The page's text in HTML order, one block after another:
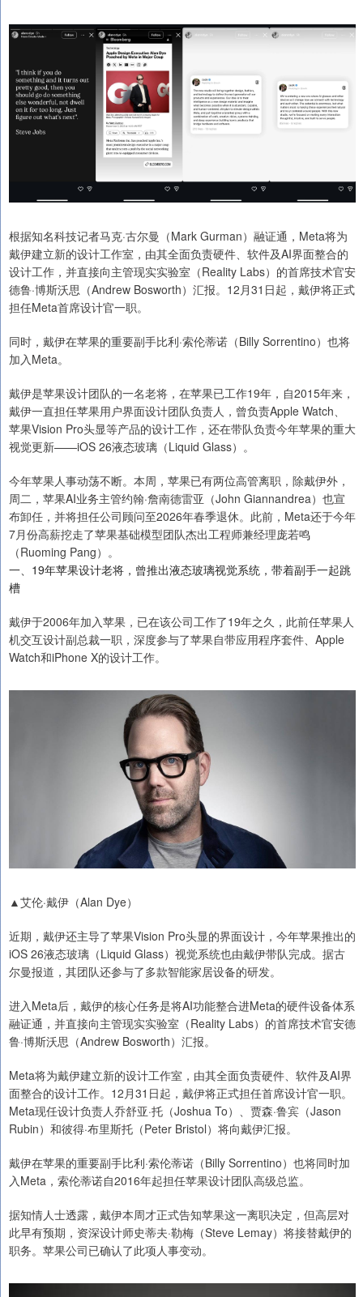
根据知名科技记者马克·古尔曼（Mark Gurman）融证通，Meta将为
戴伊建立新的设计工作室，由其全面负责硬件、软件及AI界面整合的
设计工作，并直接向主管现实实验室（Reality Labs）的首席技术官安
德鲁·博斯沃思（Andrew Bosworth）汇报。12月31日起，戴伊将正式
担任Meta首席设计官一职。
同时，戴伊在苹果的重要副手比利·索伦蒂诺（Billy Sorrentino）也将
加入Meta。
戴伊是苹果设计团队的一名老将，在苹果已工作19年，自2015年来，
戴伊一直担任苹果用户界面设计团队负责人，曾负责Apple Watch、
苹果Vision Pro头显等产品的设计工作，还在带队负责今年苹果的重大
视觉更新——iOS 26液态玻璃（Liquid Glass）。
今年苹果人事动荡不断。本周，苹果已有两位高管离职，除戴伊外，
周二，苹果AI业务主管约翰·詹南德雷亚（John Giannandrea）也宣
布卸任，并将担任公司顾问至2026年春季退休。此前，Meta还于今年
7月份高薪挖走了苹果基础模型团队杰出工程师兼经理庞若鸣
（Ruoming Pang）。
一、19年苹果设计老将，曾推出液态玻璃视觉系统，带着副手一起跳
槽
戴伊于2006年加入苹果，已在该公司工作了19年之久，此前任苹果人
机交互设计副总裁一职，深度参与了苹果自带应用程序套件、Apple
Watch和iPhone X的设计工作。
▲艾伦·戴伊（Alan Dye）
近期，戴伊还主导了苹果Vision Pro头显的界面设计，今年苹果推出的
iOS 26液态玻璃（Liquid Glass）视觉系统也由戴伊带队完成。据古
尔曼报道，其团队还参与了多款智能家居设备的研发。
进入Meta后，戴伊的核心任务是将AI功能整合进Meta的硬件设备体系
融证通，并直接向主管现实实验室（Reality Labs）的首席技术官安德
鲁·博斯沃思（Andrew Bosworth）汇报。
Meta将为戴伊建立新的设计工作室，由其全面负责硬件、软件及AI界
面整合的设计工作。12月31日起，戴伊将正式担任首席设计官一职。
Meta现任设计负责人乔舒亚·托（Joshua To）、贾森·鲁宾（Jason
Rubin）和彼得·布里斯托（Peter Bristol）将向戴伊汇报。
戴伊在苹果的重要副手比利·索伦蒂诺（Billy Sorrentino）也将同时加
入Meta，索伦蒂诺自2016年起担任苹果设计团队高级总监。
据知情人士透露，戴伊本周才正式告知苹果这一离职决定，但高层对
此早有预期，资深设计师史蒂夫·勒梅（Steve Lemay）将接替戴伊的
职务。苹果公司已确认了此项人事变动。